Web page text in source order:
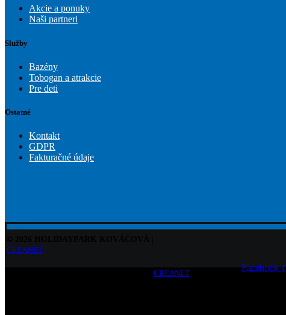
Akcie a ponuky
Naši partneri
Služby
Bazény
Tobogan a atrakcie
Pre deti
Ostatné
Kontakt
GDPR
Fakturačné údaje
CREANET
CREANET
Facebook-f